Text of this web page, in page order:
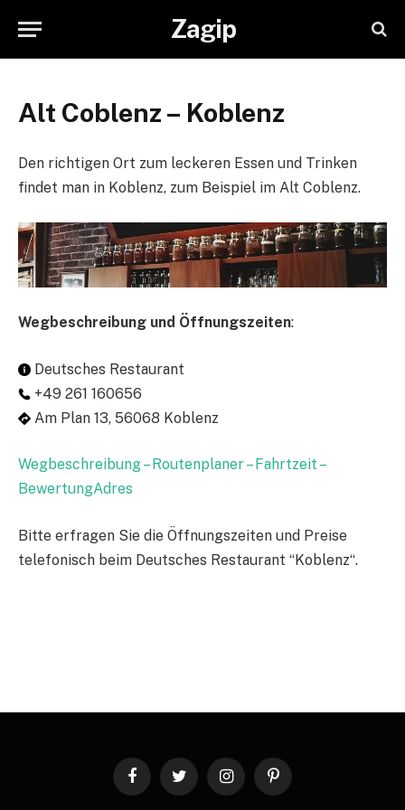
Zagip
Alt Coblenz – Koblenz
Den richtigen Ort zum leckeren Essen und Trinken
findet man in Koblenz, zum Beispiel im Alt Coblenz.
Wegbeschreibung und Öffnungszeiten:
Deutsches Restaurant
+49 261 160656
Am Plan 13, 56068 Koblenz
Wegbeschreibung – Routenplaner – Fahrtzeit –
BewertungAdres
Bitte erfragen Sie die Öffnungszeiten und Preise
telefonisch beim Deutsches Restaurant “Koblenz“.
FacebookTwitter InstagramPinterest